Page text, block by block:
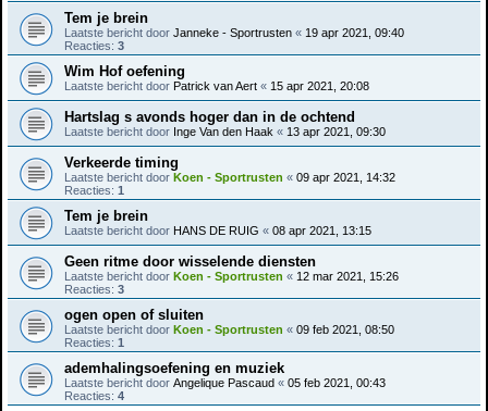
Tem je brein
Laatste bericht door Janneke - Sportrusten « 19 apr 2021, 09:40
Reacties: 3
Wim Hof oefening
Laatste bericht door Patrick van Aert « 15 apr 2021, 20:08
Hartslag s avonds hoger dan in de ochtend
Laatste bericht door Inge Van den Haak « 13 apr 2021, 09:30
Verkeerde timing
Laatste bericht door Koen - Sportrusten « 09 apr 2021, 14:32
Reacties: 1
Tem je brein
Laatste bericht door HANS DE RUIG « 08 apr 2021, 13:15
Geen ritme door wisselende diensten
Laatste bericht door Koen - Sportrusten « 12 mar 2021, 15:26
Reacties: 3
ogen open of sluiten
Laatste bericht door Koen - Sportrusten « 09 feb 2021, 08:50
Reacties: 1
ademhalingsoefening en muziek
Laatste bericht door Angelique Pascaud « 05 feb 2021, 00:43
Reacties: 4